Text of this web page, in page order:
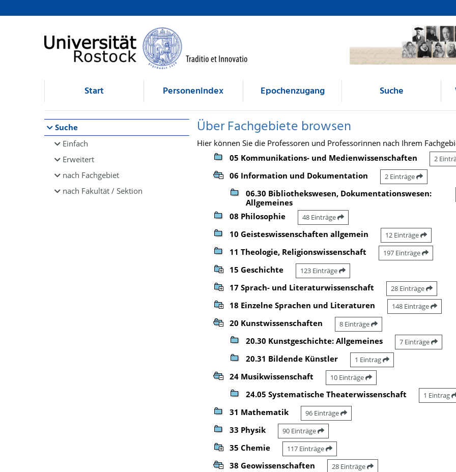
Browsen
direkt zum Inhalt
Start Personenindex Epochenzugang Suche
Suche
Einfach
Erweitert
nach Fachgebiet
nach Fakultät / Sektion
Über Fachgebiete browsen
Hier können Sie die Professoren und Professorinnen nach Ihrem
05 Kommunikations- und Medienwissenschaften
2
06 Information und Dokumentation 2 Einträge
06.30 Bibliothekswesen, Dokumentationswesen:
Allgemeines
08 Philosophie 48 Einträge
10 Geisteswissenschaften allgemein 12 Einträge
11 Theologie, Religionswissenschaft 197 Einträge
15 Geschichte 123 Einträge
17 Sprach- und Literaturwissenschaft 28 Einträge
18 Einzelne Sprachen und Literaturen 148 Einträge
20 Kunstwissenschaften 8 Einträge
20.30 Kunstgeschichte: Allgemeines 7 Einträge
20.31 Bildende Künstler 1 Eintrag
24 Musikwissenschaft 10 Einträge
24.05 Systematische Theaterwissenschaft 1 Eintrag
31 Mathematik 96 Einträge
33 Physik 90 Einträge
35 Chemie 117 Einträge
38 Geowissenschaften 28 Einträge